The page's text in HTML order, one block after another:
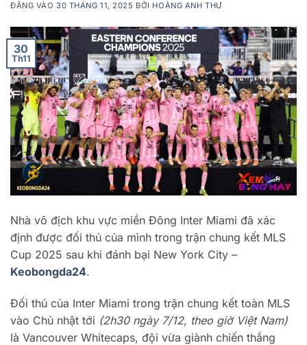
ĐĂNG VÀO30 THÁNG 11, 2025 BỞI HOÀNG ANH THƯ
30
Th11
Nhà vô địch khu vực miền Đông Inter Miami đã xác
định được đối thủ của mình trong trận chung kết MLS
Cup 2025 sau khi đánh bại New York City –
Keobongda24.
Đối thủ của Inter Miami trong trận chung kết toàn MLS
vào Chủ nhật tới (2h30 ngày 7/12, theo giờ Việt Nam)
là Vancouver Whitecaps, đội vừa giành chiến thắng